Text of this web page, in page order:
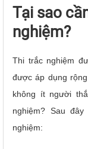
Tại sao
nghiệm?
Thi trắc nghiệm
được áp dụng
không ít người
nghiệm? Sau
nghiệm: